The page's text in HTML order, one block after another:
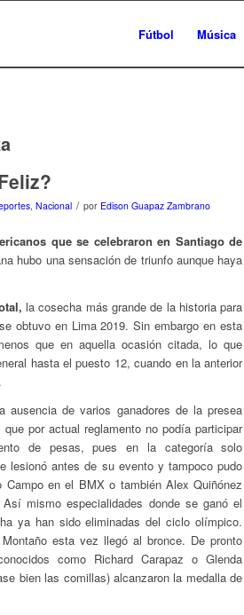
Fútbol Música
, Nacional / por Edison Guapaz Zambrano
que se celebraron en Santiago de
hubo una sensación de triunfo aunque haya
la cosecha más grande de la historia para
obtuvo en Lima 2019. Sin embargo en esta
que en aquella ocasión citada, lo que
hasta el puesto 12, cuando en la anterior
ausencia de varios ganadores de la presea
por actual reglamento no podía participar
de pesas, pues en la categoría solo
lesionó antes de su evento y tampoco pudo
Campo en el BMX o también Alex Quiñónez
mismo especialidades donde se ganó el
ya han sido eliminadas del ciclo olímpico.
esta vez llegó al bronce. De pronto
como Richard Carapaz o Glenda
bien las comillas) alcanzaron la medalla de